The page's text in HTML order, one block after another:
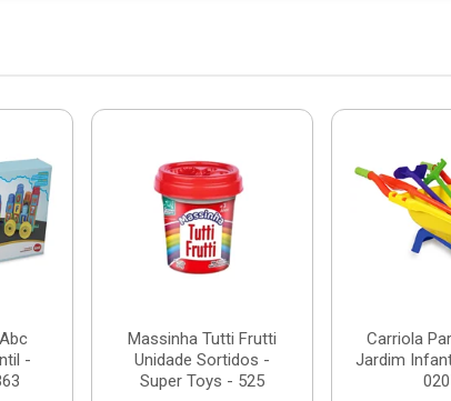
-
Massinha Tutti Frutti
Unidade Sortidos -
Super Toys - 525
Carriola
Jardim